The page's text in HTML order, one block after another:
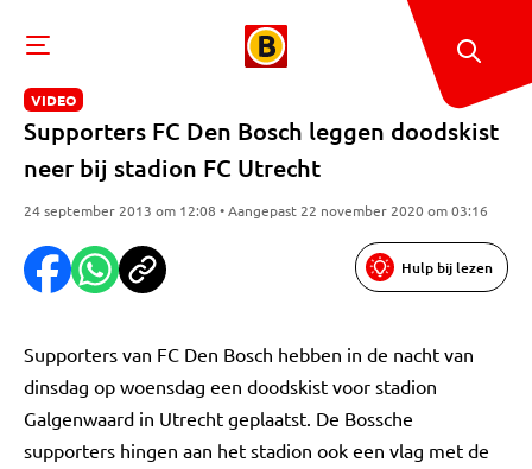
VIDEO
Supporters FC Den Bosch leggen doodskist
neer bij stadion FC Utrecht
24 september 2013 om 12:08 • Aangepast 22 november 2020 om 03:16
Hulp bij lezen
Supporters van FC Den Bosch hebben in de nacht van
dinsdag op woensdag een doodskist voor stadion
Galgenwaard in Utrecht geplaatst. De Bossche
supporters hingen aan het stadion ook een vlag met de